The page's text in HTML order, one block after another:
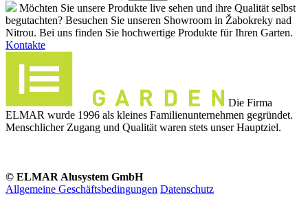
Möchten Sie unsere Produkte live sehen und ihre Qualität selbst
begutachten? Besuchen Sie unseren Showroom in Žabokreky nad
Nitrou. Bei uns finden Sie hochwertige Produkte für Ihren Garten.
Kontakte
Die Firma
ELMAR wurde 1996 als kleines Familienunternehmen gegründet.
Menschlicher Zugang und Qualität waren stets unser Hauptziel.
© ELMAR Alusystem GmbH
Allgemeine Geschäftsbedingungen Datenschutz